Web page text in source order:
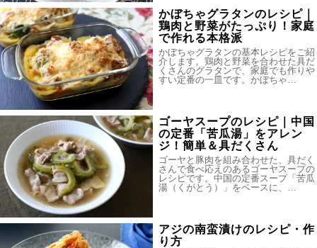
かぼちゃグラタンのレシピ｜
鶏肉と野菜がたっぷり！家庭
で作れる本格派
かぼちゃグラタンの基本レシピをご紹
介します。鶏肉と野菜を合わせた具だ
くさんのグラタンで、家庭でも作りや
すい定番の一皿です。かぼちゃ…
ゴーヤスープのレシピ｜中国
の定番「苦瓜湯」をアレン
ジ！簡単＆具だくさん
ゴーヤと豚肉を組み合わせた、具だく
さんで食べ応えのあるゴーヤスープの
レシピです。中国の定番スープ「苦瓜
湯（くがとう）」をベースに、…
アジの南蛮漬けのレシピ・作
り方